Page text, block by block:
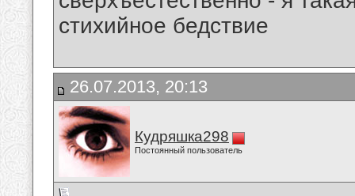
стихийное бедствие
26.07.2013, 20:13
Кудряшка298
Постоянный пользователь